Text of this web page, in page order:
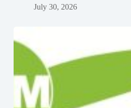
July 30, 2026